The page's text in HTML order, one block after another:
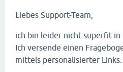
Liebes Support-Team,
ich bin leider nicht superfit in
Ich versende einen
mittels personalisierter Links.